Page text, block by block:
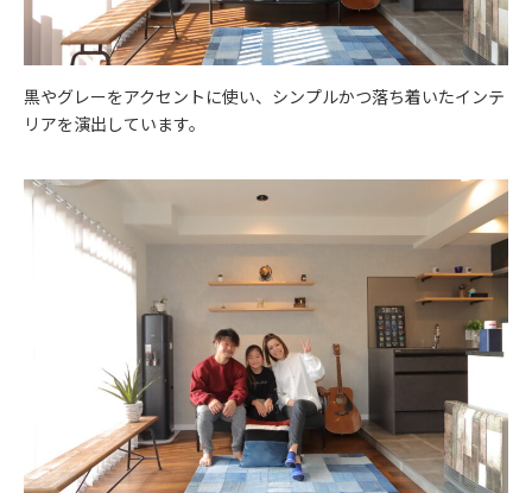
黒やグレーをアクセントに使い、シンプルかつ落ち着いたインテ
リアを演出しています。